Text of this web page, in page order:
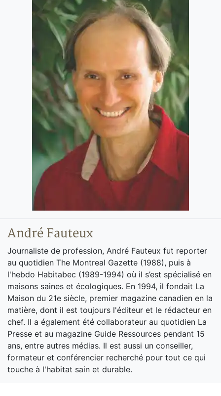
André Fauteux
Journaliste de profession, André Fauteux fut reporter
au quotidien The Montreal Gazette (1988), puis à
l'hebdo Habitabec (1989-1994) où il s’est spécialisé en
maisons saines et écologiques. En 1994, il fondait La
Maison du 21e siècle, premier magazine canadien en la
matière, dont il est toujours l'éditeur et le rédacteur en
chef. Il a également été collaborateur au quotidien La
Presse et au magazine Guide Ressources pendant 15
ans, entre autres médias. Il est aussi un conseiller,
formateur et conférencier recherché pour tout ce qui
touche à l'habitat sain et durable.